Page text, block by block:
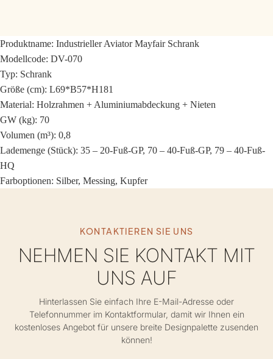
Produktname: Industrieller Aviator Mayfair Schrank
Modellcode: DV-070
Typ: Schrank
Größe (cm): L69*B57*H181
Material: Holzrahmen + Aluminiumabdeckung + Nieten
GW (kg): 70
Volumen (m³): 0,8
Lademenge (Stück): 35 – 20-Fuß-GP, 70 – 40-Fuß-GP, 79 – 40-Fuß-
HQ
Farboptionen: Silber, Messing, Kupfer
KONTAKTIEREN SIE UNS
NEHMEN SIE KONTAKT MIT
UNS AUF
Hinterlassen Sie einfach Ihre E-Mail-Adresse oder
Telefonnummer im Kontaktformular, damit wir Ihnen ein
kostenloses Angebot für unsere breite Designpalette zusenden
können!